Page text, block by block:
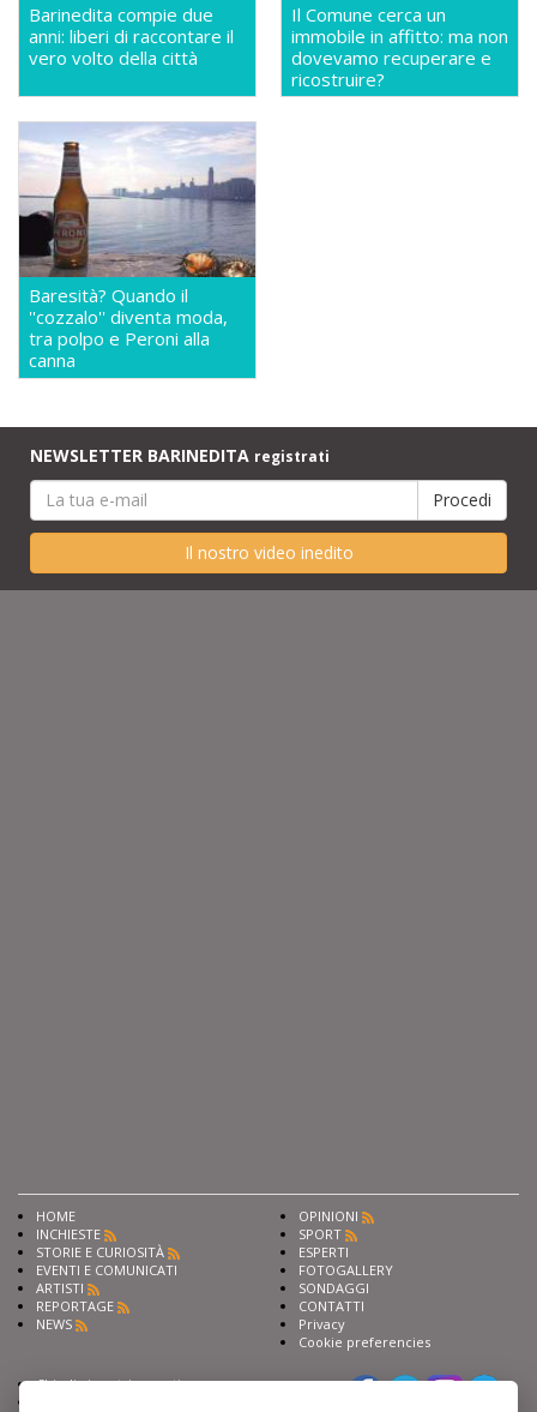
Barinedita compie due
anni: liberi di raccontare il
vero volto della città
Il Comune cerca un
immobile in affitto: ma non
dovevamo recuperare e
ricostruire?
Baresità? Quando il
''cozzalo'' diventa moda,
tra polpo e Peroni alla
canna
NEWSLETTER BARINEDITA registrati
Il nostro video inedito
HOME
INCHIESTE
STORIE E CURIOSITÀ
EVENTI E COMUNICATI
ARTISTI
REPORTAGE
NEWS
OPINIONI
SPORT
ESPERTI
FOTOGALLERY
SONDAGGI
CONTATTI
Privacy
Cookie preferencies
Chiedi ai nostri esperti